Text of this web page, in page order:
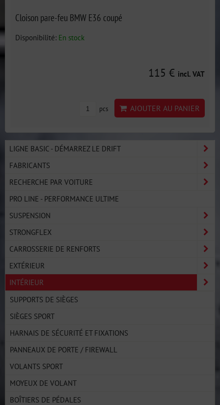
Cloison pare-feu BMW E36 coupé
Disponibilité: En stock
115 € incl. VAT
pcs AJOUTER AU PANIER
LIGNE BASIC - DÉMARREZ LE DRIFT
FABRICANTS
RECHERCHE PAR VOITURE
PRO LINE - PERFORMANCE ULTIME
SUSPENSION
STRONGFLEX
CARROSSERIE DE RENFORTS
EXTÉRIEUR
INTÉRIEUR
SUPPORTS DE SIÈGES
SIÈGES SPORT
HARNAIS DE SÉCURITÉ ET FIXATIONS
PANNEAUX DE PORTE / FIREWALL
VOLANTS SPORT
MOYEUX DE VOLANT
BOÎTIERS DE PÉDALES